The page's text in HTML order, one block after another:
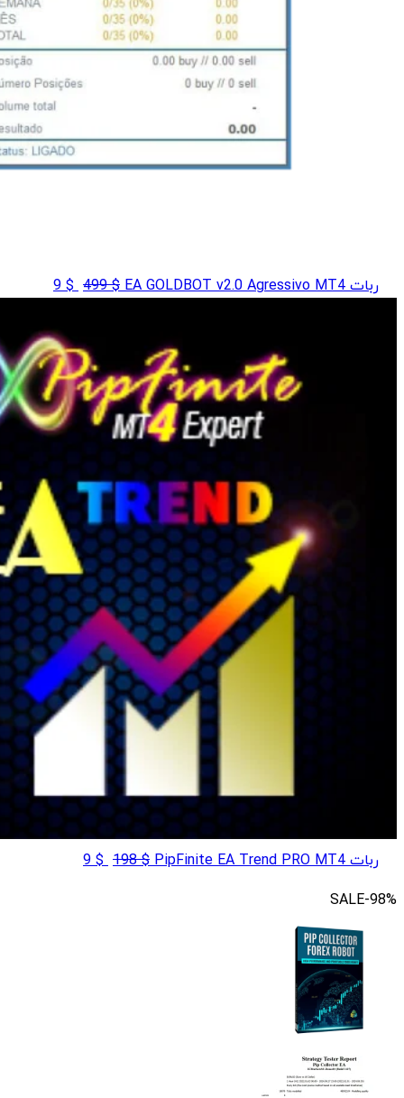
ربات EA GOLDBOT v2.0 Agressivo MT4 $
499
قیمت
$ 499
بود.
$
9 قیمت
$ 9
است.
ربات PipFinite EA Trend PRO MT4 $
198
قیمت
$
9 قیمت
SALE-98%